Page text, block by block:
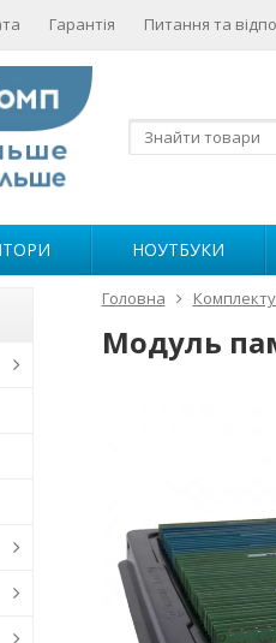
Гарантія Питання та
НОУТБУКИ
Головна
Модуль